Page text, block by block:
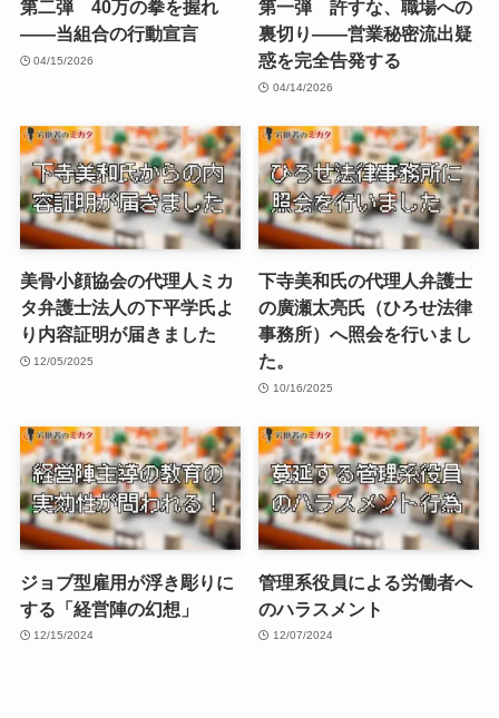
第二弾 40万の拳を握れ
——当組合の行動宣言
04/15/2026
第一弾 許すな、職場への
裏切り——営業秘密流出疑
惑を完全告発する
04/14/2026
美骨小顔協会の代理人ミカ
タ弁護士法人の下平学氏よ
り内容証明が届きました
12/05/2025
下寺美和氏の代理人弁護士
の廣瀬太亮氏（ひろせ法律
事務所）へ照会を行いまし
た。
10/16/2025
ジョブ型雇用が浮き彫りに
する「経営陣の幻想」
12/15/2024
管理系役員による労働者へ
のハラスメント
12/07/2024